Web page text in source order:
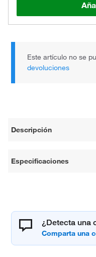
Este artículo no se
devoluciones
Descripción
Especificaciones
¿Detecta una